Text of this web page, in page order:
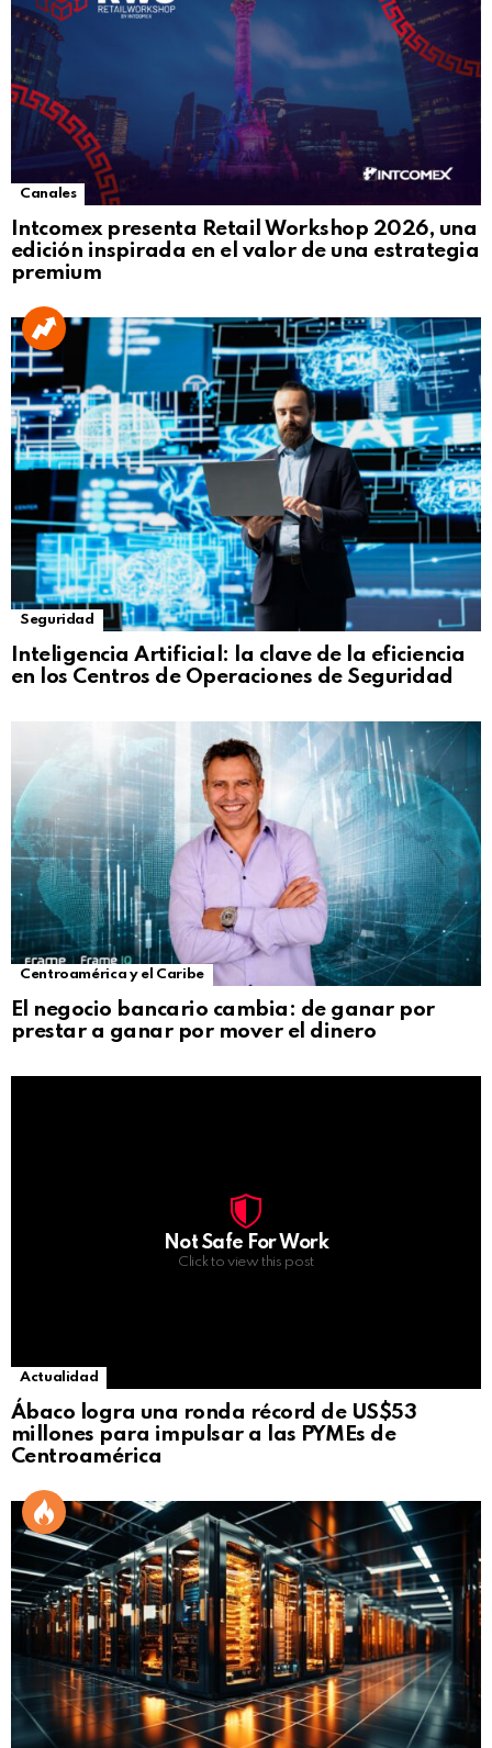
Canales
Intcomex presenta Retail Workshop 2026, una
edición inspirada en el valor de una estrategia
premium
Seguridad
Inteligencia Artificial: la clave de la eficiencia
en los Centros de Operaciones de Seguridad
Centroamérica y el Caribe
El negocio bancario cambia: de ganar por
prestar a ganar por mover el dinero
Not Safe For Work
Click to view this post
Actualidad
Ábaco logra una ronda récord de US$53
millones para impulsar a las PYMEs de
Centroamérica